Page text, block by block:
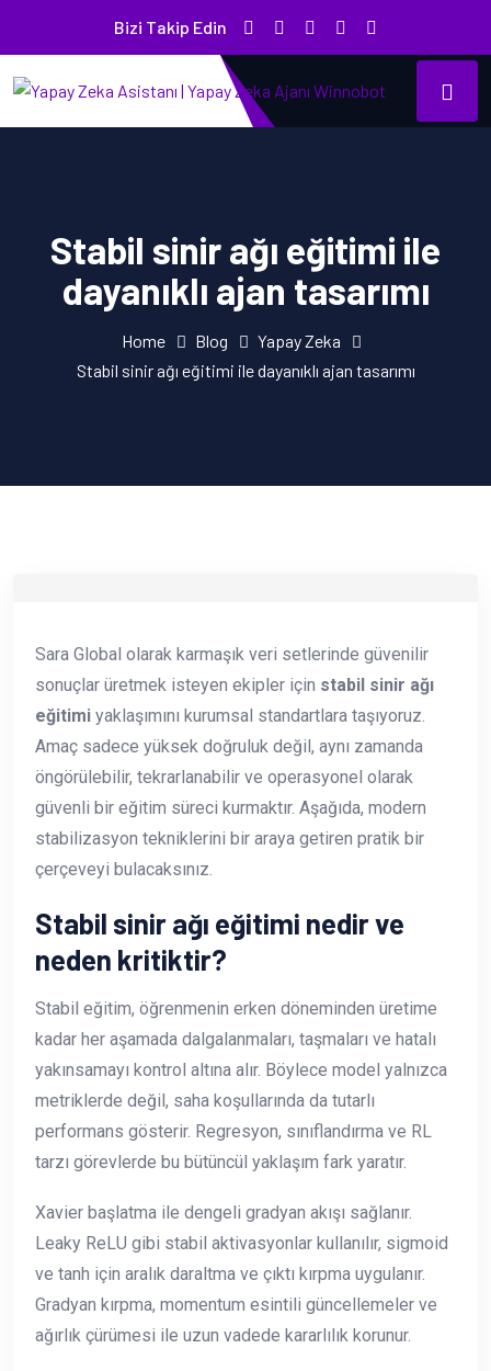
Bizi Takip Edin
Stabil sinir ağı eğitimi ile
dayanıklı ajan tasarımı
Home Blog
Yapay Zeka
Stabil sinir ağı eğitimi ile dayanıklı ajan tasarımı
Sara Global olarak karmaşık veri setlerinde güvenilir
sonuçlar üretmek isteyen ekipler için stabil sinir ağı
eğitimi yaklaşımını kurumsal standartlara taşıyoruz.
Amaç sadece yüksek doğruluk değil, aynı zamanda
öngörülebilir, tekrarlanabilir ve operasyonel olarak
güvenli bir eğitim süreci kurmaktır. Aşağıda, modern
stabilizasyon tekniklerini bir araya getiren pratik bir
çerçeveyi bulacaksınız.
Stabil sinir ağı eğitimi nedir ve
neden kritiktir?
Stabil eğitim, öğrenmenin erken döneminden üretime
kadar her aşamada dalgalanmaları, taşmaları ve hatalı
yakınsamayı kontrol altına alır. Böylece model yalnızca
metriklerde değil, saha koşullarında da tutarlı
performans gösterir. Regresyon, sınıflandırma ve RL
tarzı görevlerde bu bütüncül yaklaşım fark yaratır.
Xavier başlatma ile dengeli gradyan akışı sağlanır.
Leaky ReLU gibi stabil aktivasyonlar kullanılır, sigmoid
ve tanh için aralık daraltma ve çıktı kırpma uygulanır.
Gradyan kırpma, momentum esintili güncellemeler ve
ağırlık çürümesi ile uzun vadede kararlılık korunur.